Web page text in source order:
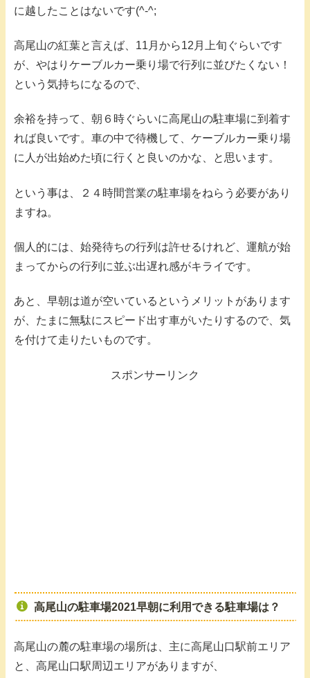
に越したことはないです(^-^;
高尾山の紅葉と言えば、11月から12月上旬ぐらいです
が、やはりケーブルカー乗り場で行列に並びたくない！
という気持ちになるので、
余裕を持って、朝６時ぐらいに高尾山の駐車場に到着す
れば良いです。車の中で待機して、ケーブルカー乗り場
に人が出始めた頃に行くと良いのかな、と思います。
という事は、２４時間営業の駐車場をねらう必要があり
ますね。
個人的には、始発待ちの行列は許せるけれど、運航が始
まってからの行列に並ぶ出遅れ感がキライです。
あと、早朝は道が空いているというメリットがあります
が、たまに無駄にスピード出す車がいたりするので、気
を付けて走りたいものです。
スポンサーリンク
高尾山の駐車場2021早朝に利用できる駐車場は？
高尾山の麓の駐車場の場所は、主に高尾山口駅前エリア
と、高尾山口駅周辺エリアがありますが、